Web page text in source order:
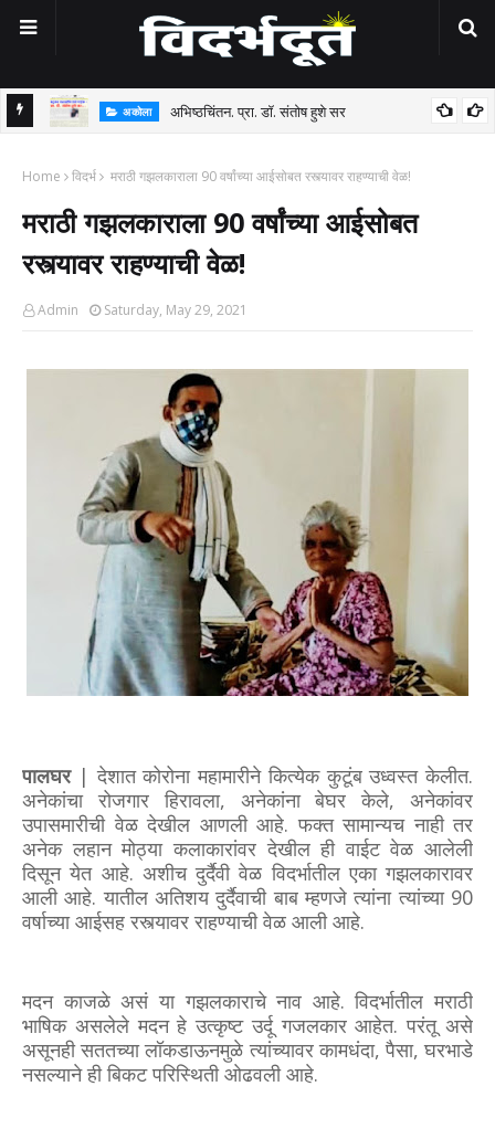
अकोला
अभिष्ठचिंतन. प्रा. डॉ. संतोष हुशे सर
Home विदर्भ मराठी गझलकाराला 90 वर्षांच्या आईसोबत रस्त्यावर राहण्याची वेळ!
मराठी गझलकाराला 90 वर्षांच्या आईसोबत
रस्त्यावर राहण्याची वेळ!
Admin Saturday, May 29, 2021
पालघर | देशात कोरोना महामारीने कित्येक कुटूंब उध्वस्त केलीत.
अनेकांचा रोजगार हिरावला, अनेकांना बेघर केले, अनेकांवर
उपासमारीची वेळ देखील आणली आहे. फक्त सामान्यच नाही तर
अनेक लहान मोठ्या कलाकारांवर देखील ही वाईट वेळ आलेली
दिसून येत आहे. अशीच दुर्दैवी वेळ विदर्भातील एका गझलकारावर
आली आहे. यातील अतिशय दुर्दैवाची बाब म्हणजे त्यांना त्यांच्या 90
वर्षाच्या आईसह रस्त्यावर राहण्याची वेळ आली आहे.
मदन काजळे असं या गझलकाराचे नाव आहे. विदर्भातील मराठी
भाषिक असलेले मदन हे उत्कृष्ट उर्दू गजलकार आहेत. परंतू असे
असूनही सततच्या लॉकडाऊनमुळे त्यांच्यावर कामधंदा, पैसा, घरभाडे
नसल्याने ही बिकट परिस्थिती ओढवली आहे.